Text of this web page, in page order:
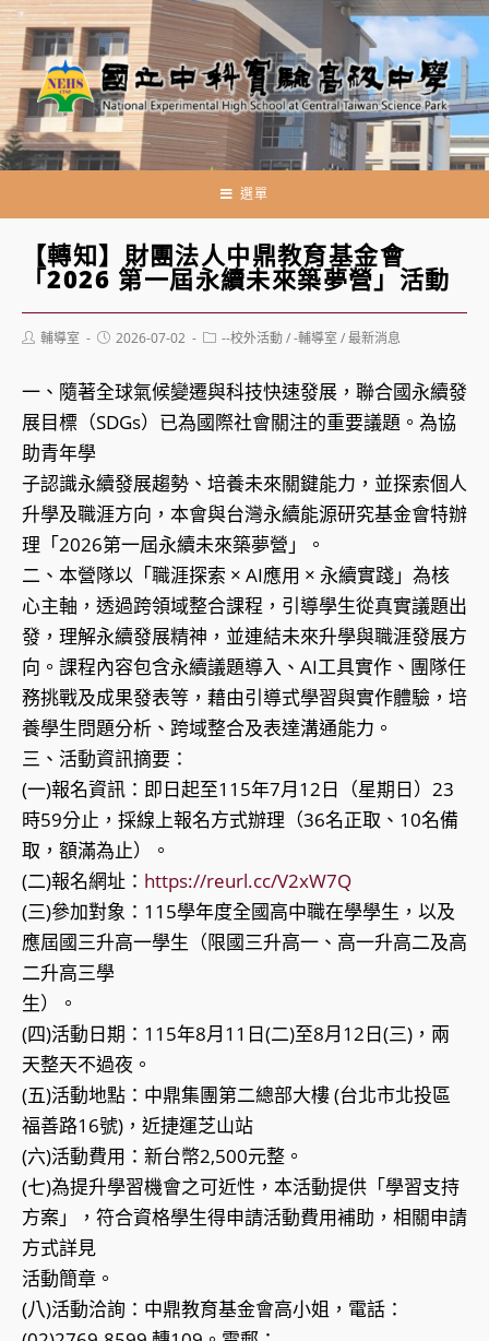
跳
轉
至
主
要
內
選單
【轉知】財團法人中鼎教育基金會
「2026 第一屆永續未來築夢營」活動
Post輔導室
Post2026-07-02
Post--校外活動/-輔導室 /最新消息
一、隨著全球氣候變遷與科技快速發展，聯合國永續發
展目標（SDGs）已為國際社會關注的重要議題。為協
助青年學
子認識永續發展趨勢、培養未來關鍵能力，並探索個人
升學及職涯方向，本會與台灣永續能源研究基金會特辦
理「2026第一屆永續未來築夢營」。
二、本營隊以「職涯探索 × AI應用 × 永續實踐」為核
心主軸，透過跨領域整合課程，引導學生從真實議題出
發，理解永續發展精神，並連結未來升學與職涯發展方
向。課程內容包含永續議題導入、AI工具實作、團隊任
務挑戰及成果發表等，藉由引導式學習與實作體驗，培
養學生問題分析、跨域整合及表達溝通能力。
三、活動資訊摘要：
(一)報名資訊：即日起至115年7月12日（星期日）23
時59分止，採線上報名方式辦理（36名正取、10名備
取，額滿為止）。
(二)報名網址： https://reurl.cc/V2xW7Q
(三)參加對象：115學年度全國高中職在學學生，以及
應屆國三升高一學生（限國三升高一、高一升高二及高
二升高三學
生）。
(四)活動日期：115年8月11日(二)至8月12日(三)，兩
天整天不過夜。
(五)活動地點：中鼎集團第二總部大樓 (台北市北投區
福善路16號)，近捷運芝山站
(六)活動費用：新台幣2,500元整。
(七)為提升學習機會之可近性，本活動提供「學習支持
方案」，符合資格學生得申請活動費用補助，相關申請
方式詳見
活動簡章。
(八)活動洽詢：中鼎教育基金會高小姐，電話：